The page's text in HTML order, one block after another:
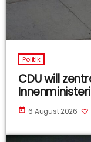
Politik
CDU will
today 6 August 2026